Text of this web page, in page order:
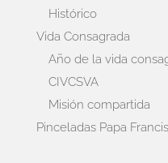
Histórico
Vida Consagrada
Año de la vida
CIVCSVA
Misión compartida
Pinceladas Papa